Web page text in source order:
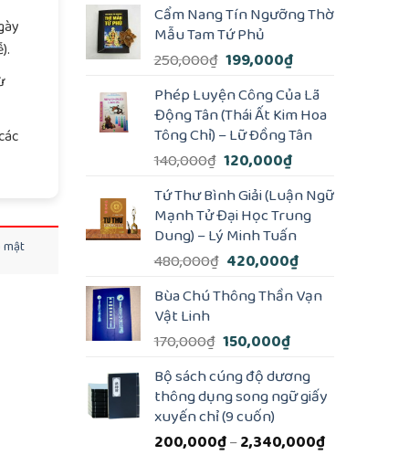
mật
Cẩm Nang Tín Ngưỡng Thờ
Mẫu Tam Tứ Phủ
250,000₫ Giá
là:
250,000₫.
199,000₫Giá
tại
là:
199,000₫.
Phép Luyện Công Của Lã
Động Tân (Thái Ất Kim Hoa
Tông Chỉ) – Lữ Ðồng Tân
140,000₫ Giá
là:
140,000₫.
120,000₫Giá
tại
là:
120,000₫.
Tứ Thư Bình Giải (Luận Ngữ
Mạnh Tử Đại Học Trung
Dung) – Lý Minh Tuấn
480,000₫ Giá
là:
420,000₫Giá
tại
Bùa Chú Thông Thần Vạn
Vật Linh
170,000₫ Giá
là:
170,000₫.
150,000₫Giá
tại
là:
Bộ sách cúng độ dương
thông dụng song ngữ giấy
xuyến chỉ (9 cuốn)
200,000₫–2,340,000₫Khoảng